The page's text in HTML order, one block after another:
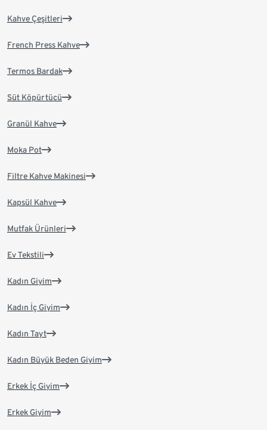
Kahve Çeşitleri
French Press Kahve
Termos Bardak
Süt Köpürtücü
Granül Kahve
Moka Pot
Filtre Kahve Makinesi
Kapsül Kahve
Mutfak Ürünleri
Ev Tekstili
Kadın Giyim
Kadın İç Giyim
Kadın Tayt
Kadın Büyük Beden Giyim
Erkek İç Giyim
Erkek Giyim